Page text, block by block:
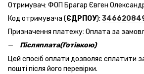
Отримувач: ФОП Брагар Євген
Код отримувача (ЄДРПОУ):
Призначення платежу: Оплата за
Післяплата(Готівкою)
Цей спосіб оплати дозволяє сплатити
пошті після його перевірки.